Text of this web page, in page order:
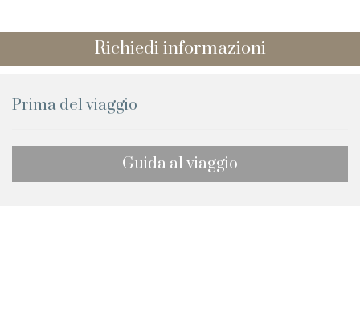
Richiedi informazioni
Prima del viaggio
Guida al viaggio